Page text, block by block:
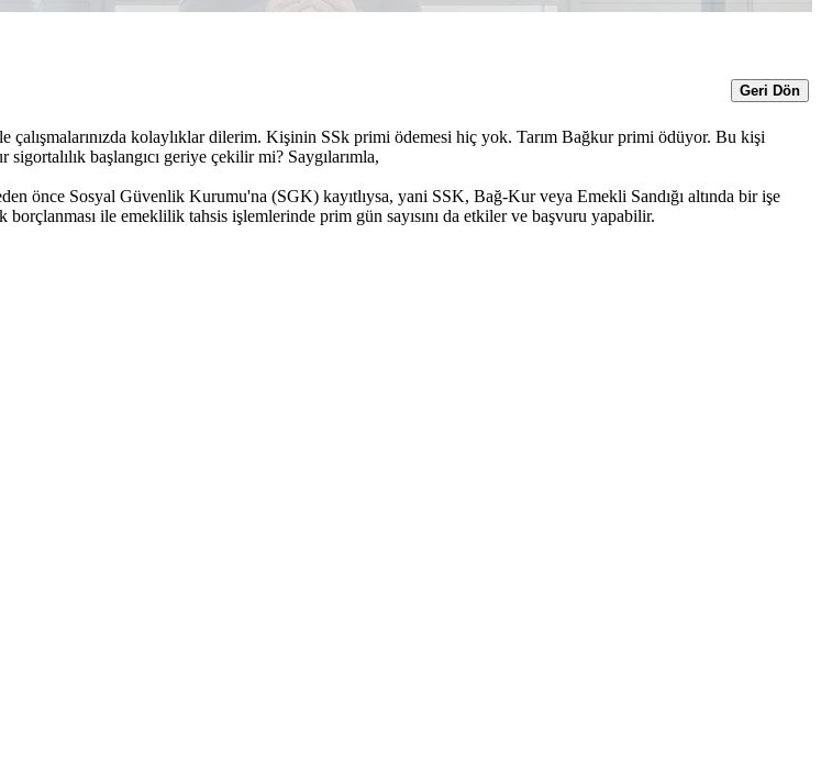
Geri Dön
çalışmalarınızda kolaylıklar dilerim. Kişinin SSk primi ödemesi hiç yok. Tarım Bağkur primi ödüyor. Bu kişi
başlangıcı geriye çekilir mi? Saygılarımla,
önce Sosyal Güvenlik Kurumu'na (SGK) kayıtlıysa, yani SSK, Bağ-Kur veya Emekli Sandığı altında bir işe
ile emeklilik tahsis işlemlerinde prim gün sayısını da etkiler ve başvuru yapabilir.